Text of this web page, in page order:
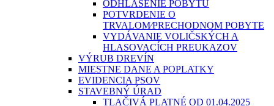
ODHLÁSENIE POBYTU
POTVRDENIE O
TRVALOM⁄PRECHODNOM POBYTE
VYDÁVANIE VOLIČSKÝCH A
HLASOVACÍCH PREUKAZOV
VÝRUB DREVÍN
MIESTNE DANE A POPLATKY
EVIDENCIA PSOV
STAVEBNÝ ÚRAD
TLAČIVÁ PLATNÉ OD 01.04.2025